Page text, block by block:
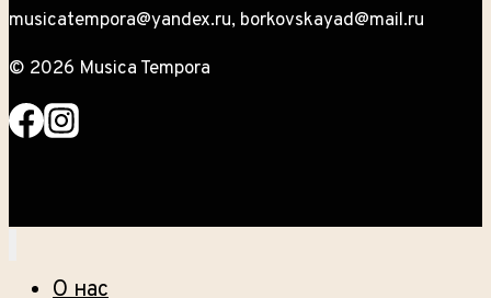
musicatempora@yandex.ru, borkovskayad@mail.ru
© 2026 Musica Tempora
О нас